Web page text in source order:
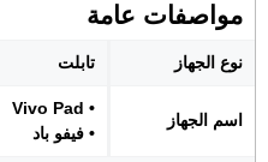
مواصفات عامة
نوع الجهاز تابلت
اسم الجهاز
• Vivo Pad
• فيفو باد